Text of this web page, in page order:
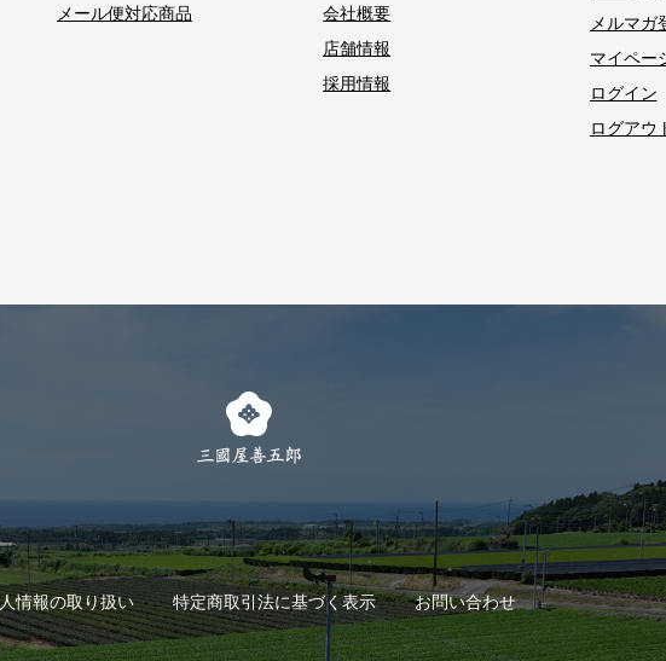
メール便対応商品
会社概要
店舗情報
採用情報
メルマガ
マイペー
ログイン
ログアウ
情報の取り扱い 特定商取引法に基づく表示 お問い合わせ